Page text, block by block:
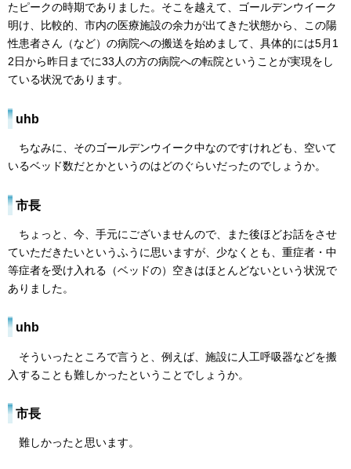
たピークの時期でありました。そこを越えて、ゴールデンウイーク
明け、比較的、市内の医療施設の余力が出てきた状態から、この陽
性患者さん（など）の病院への搬送を始めまして、具体的には5月1
2日から昨日までに33人の方の病院への転院ということが実現をし
ている状況であります。
uhb
ちなみに、そのゴールデンウイーク中なのですけれども、空いて
いるベッド数だとかというのはどのぐらいだったのでしょうか。
市長
ちょっと、今、手元にございませんので、また後ほどお話をさせ
ていただきたいというふうに思いますが、少なくとも、重症者・中
等症者を受け入れる（ベッドの）空きはほとんどないという状況で
ありました。
uhb
そういったところで言うと、例えば、施設に人工呼吸器などを搬
入することも難しかったということでしょうか。
市長
難しかったと思います。